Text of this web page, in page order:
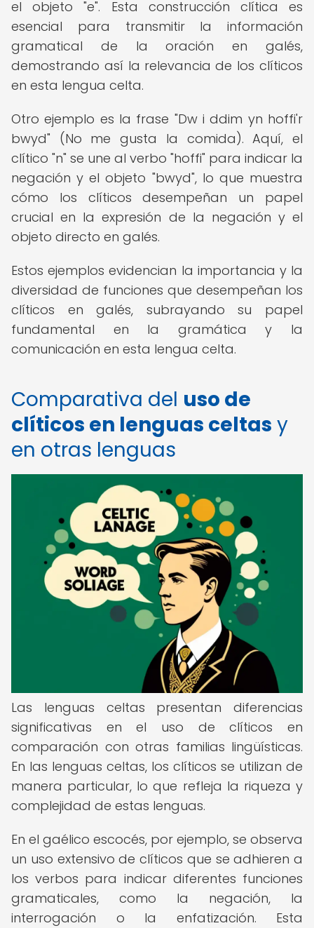
el objeto "e". Esta construcción clítica es
esencial para transmitir la información
gramatical de la oración en galés,
demostrando así la relevancia de los clíticos
en esta lengua celta.
Otro ejemplo es la frase "Dw i ddim yn hoffi'r
bwyd" (No me gusta la comida). Aquí, el
clítico "n" se une al verbo "hoffi" para indicar la
negación y el objeto "bwyd", lo que muestra
cómo los clíticos desempeñan un papel
crucial en la expresión de la negación y el
objeto directo en galés.
Estos ejemplos evidencian la importancia y la
diversidad de funciones que desempeñan los
clíticos en galés, subrayando su papel
fundamental en la gramática y la
comunicación en esta lengua celta.
Comparativa del uso de
clíticos en lenguas celtas y
en otras lenguas
Las lenguas celtas presentan diferencias
significativas en el uso de clíticos en
comparación con otras familias lingüísticas.
En las lenguas celtas, los clíticos se utilizan de
manera particular, lo que refleja la riqueza y
complejidad de estas lenguas.
En el gaélico escocés, por ejemplo, se observa
un uso extensivo de clíticos que se adhieren a
los verbos para indicar diferentes funciones
gramaticales, como la negación, la
interrogación o la enfatización. Esta